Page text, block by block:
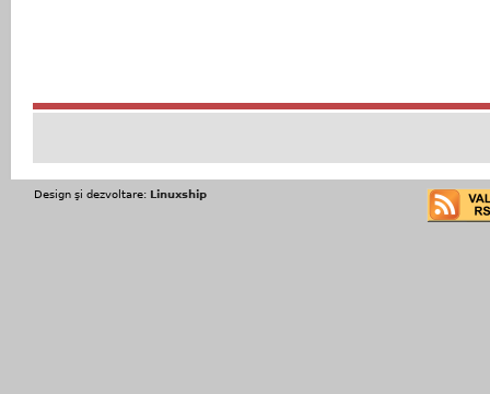
Design şi dezvoltare: Linuxship